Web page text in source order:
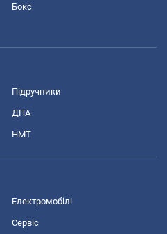
Бокс
Підручники
ДПА
НМТ
Електромобілі
Сервіс